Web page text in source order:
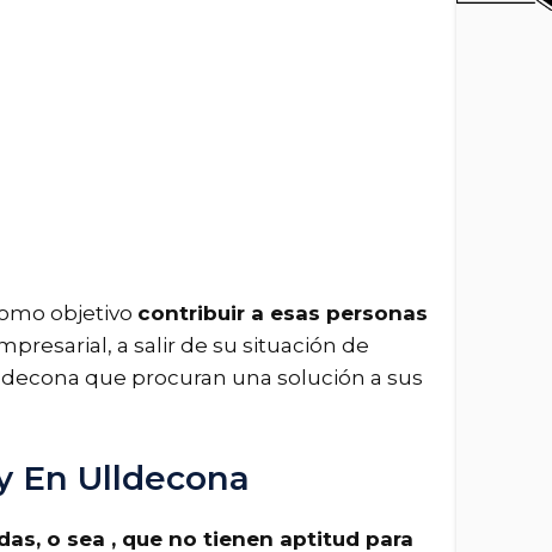
objetivo contribuir a esas personas
a salir de su situación de
que procuran una solución a sus
En Ulldecona
o sea , que no tienen aptitud para